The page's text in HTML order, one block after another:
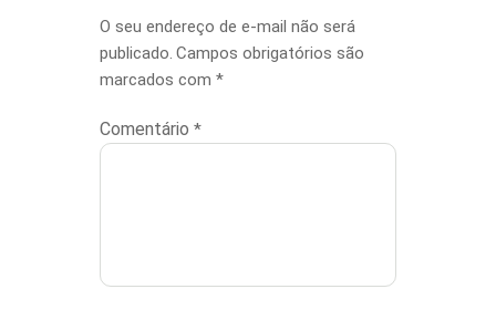
O seu endereço de e-mail não será
publicado. Campos obrigatórios são
marcados com *
Comentário *